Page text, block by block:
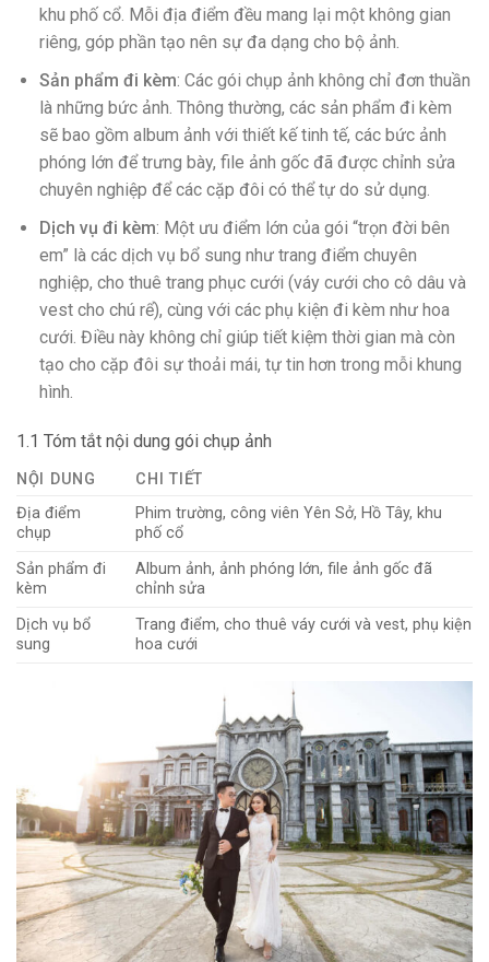
khu phố cổ. Mỗi địa điểm đều mang lại một không gian
riêng, góp phần tạo nên sự đa dạng cho bộ ảnh.
Sản phẩm đi kèm: Các gói chụp ảnh không chỉ đơn thuần
là những bức ảnh. Thông thường, các sản phẩm đi kèm
sẽ bao gồm album ảnh với thiết kế tinh tế, các bức ảnh
phóng lớn để trưng bày, file ảnh gốc đã được chỉnh sửa
chuyên nghiệp để các cặp đôi có thể tự do sử dụng.
Dịch vụ đi kèm: Một ưu điểm lớn của gói “trọn đời bên
em” là các dịch vụ bổ sung như trang điểm chuyên
nghiệp, cho thuê trang phục cưới (váy cưới cho cô dâu và
vest cho chú rể), cùng với các phụ kiện đi kèm như hoa
cưới. Điều này không chỉ giúp tiết kiệm thời gian mà còn
tạo cho cặp đôi sự thoải mái, tự tin hơn trong mỗi khung
hình.
1.1 Tóm tắt nội dung gói chụp ảnh
NỘI DUNG
CHI TIẾT
Địa điểm
chụp
Phim trường, công viên Yên Sở, Hồ Tây, khu
phố cổ
Sản phẩm đi
kèm
Album ảnh, ảnh phóng lớn, file ảnh gốc đã
chỉnh sửa
Dịch vụ bổ
sung
Trang điểm, cho thuê váy cưới và vest, phụ kiện
hoa cưới